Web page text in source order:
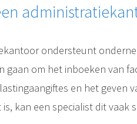
ondersteunt
gaan om het inboeken van
en het geven
is, kan een specialist dit